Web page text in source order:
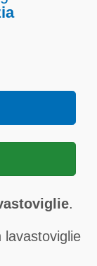
.
lavastoviglie